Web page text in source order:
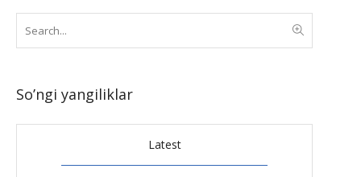
So’ngi yangiliklar
Latest